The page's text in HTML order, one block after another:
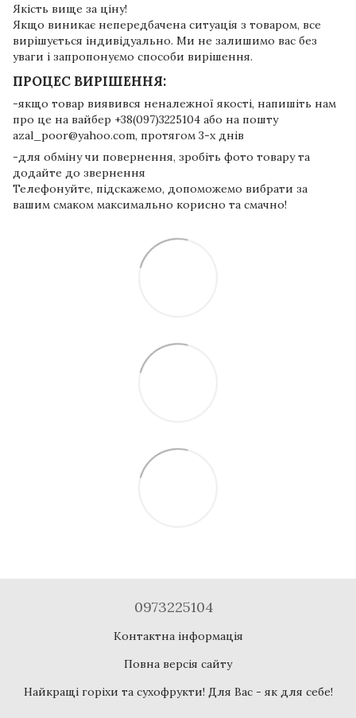
Якість вище за ціну!
Якщо виникає непередбачена ситуація з товаром, все
вирішується індивідуально. Ми не залишимо вас без
уваги і запропонуємо способи вирішення.
ПРОЦЕС ВИРІШЕННЯ:
-якщо товар виявився неналежної якості, напишіть нам
про це на вайбер +38(097)3225104 або на пошту
azal_poor@yahoo.com, протягом 3-х днів
-для обміну чи повернення, зробіть фото товару та
додайте до звернення
Телефонуйте, підскажемо, допоможемо вибрати за
вашим смаком максимально корисно та смачно!
0973225104
Контактна інформація
Повна версія сайту
Найкращі горіхи та сухофрукти! Для Вас - як для себе!